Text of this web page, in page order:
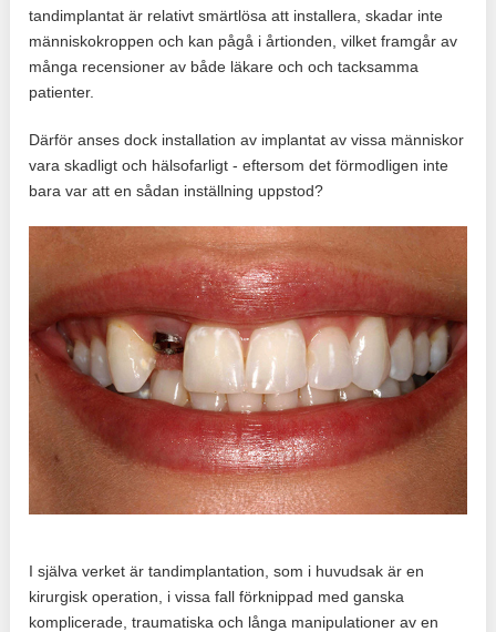
tandimplantat är relativt smärtlösa att installera, skadar inte
människokroppen och kan pågå i årtionden, vilket framgår av
många recensioner av både läkare och och tacksamma
patienter.
Därför anses dock installation av implantat av vissa människor
vara skadligt och hälsofarligt - eftersom det förmodligen inte
bara var att en sådan inställning uppstod?
I själva verket är tandimplantation, som i huvudsak är en
kirurgisk operation, i vissa fall förknippad med ganska
komplicerade, traumatiska och långa manipulationer av en